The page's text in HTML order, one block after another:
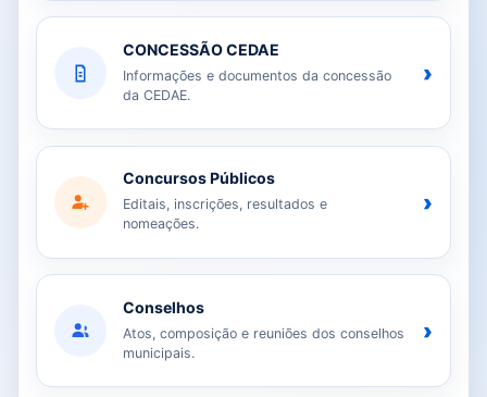
CONCESSÃO CEDAE
Informações e documentos da concessão
da CEDAE.
›
Concursos Públicos
Editais, inscrições, resultados e
nomeações.
›
Conselhos
Atos, composição e reuniões dos conselhos
municipais.
›